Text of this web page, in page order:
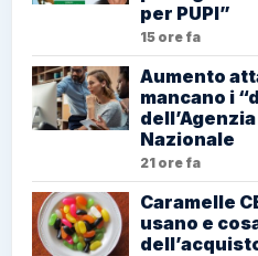
per PUPI”
15 ore fa
Aumento
mancano i
Nazionale
21 ore fa
Caramelle
usano e